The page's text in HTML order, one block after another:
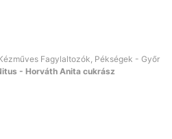
Fagylaltozók, Pékségek - Győr
- Horváth Anita cukrász